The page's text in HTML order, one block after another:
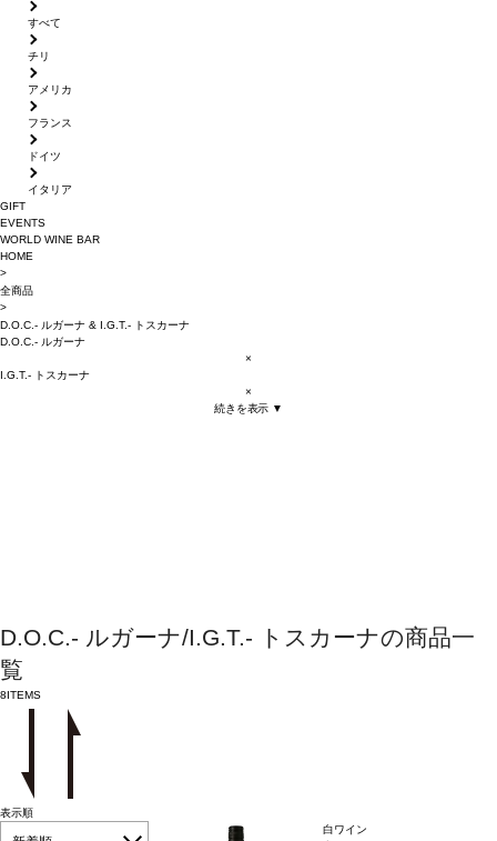
すべて
チリ
アメリカ
フランス
ドイツ
イタリア
GIFT
EVENTS
WORLD WINE BAR
HOME
>
全商品
>
D.O.C.- ルガーナ& I.G.T.- トスカーナ
D.O.C.- ルガーナ
×
I.G.T.- トスカーナ
×
続きを表示 ▼
D.O.C.- ルガーナ/I.G.T.- トスカーナの商品一
覧
8ITEMS
表示順
白ワイン